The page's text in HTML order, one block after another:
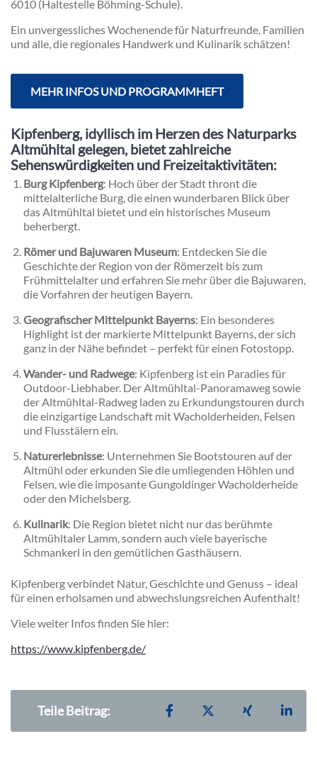
6010 (Haltestelle Böhming-Schule).
Ein unvergessliches Wochenende für Naturfreunde, Familien
und alle, die regionales Handwerk und Kulinarik schätzen!
MEHR INFOS UND PROGRAMMHEFT
Kipfenberg, idyllisch im Herzen des Naturparks
Altmühltal gelegen, bietet zahlreiche
Sehenswürdigkeiten und Freizeitaktivitäten:
Burg Kipfenberg: Hoch über der Stadt thront die
mittelalterliche Burg, die einen wunderbaren Blick über
das Altmühltal bietet und ein historisches Museum
beherbergt.
Römer und Bajuwaren Museum: Entdecken Sie die
Geschichte der Region von der Römerzeit bis zum
Frühmittelalter und erfahren Sie mehr über die Bajuwaren,
die Vorfahren der heutigen Bayern.
Geografischer Mittelpunkt Bayerns: Ein besonderes
Highlight ist der markierte Mittelpunkt Bayerns, der sich
ganz in der Nähe befindet – perfekt für einen Fotostopp.
Wander- und Radwege: Kipfenberg ist ein Paradies für
Outdoor-Liebhaber. Der Altmühltal-Panoramaweg sowie
der Altmühltal-Radweg laden zu Erkundungstouren durch
die einzigartige Landschaft mit Wacholderheiden, Felsen
und Flusstälern ein.
Naturerlebnisse: Unternehmen Sie Bootstouren auf der
Altmühl oder erkunden Sie die umliegenden Höhlen und
Felsen, wie die imposante Gungoldinger Wacholderheide
oder den Michelsberg.
Kulinarik: Die Region bietet nicht nur das berühmte
Altmühltaler Lamm, sondern auch viele bayerische
Schmankerl in den gemütlichen Gasthäusern.
Kipfenberg verbindet Natur, Geschichte und Genuss – ideal
für einen erholsamen und abwechslungsreichen Aufenthalt!
Viele weiter Infos finden Sie hier:
https://www.kipfenberg.de/
Teile Beitrag: Teilen auf Facebook
Teilen auf XTeilen auf